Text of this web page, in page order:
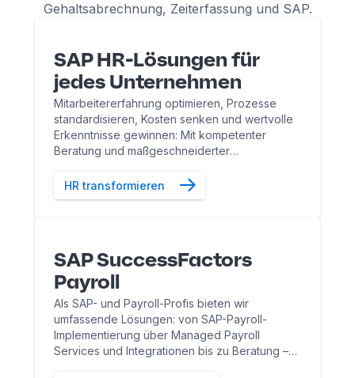
Gehaltsabrechnung, Zeiterfassung und SAP.
SAP HR-Lösungen für
jedes Unternehmen
Mitarbeitererfahrung optimieren, Prozesse
standardisieren, Kosten senken und wertvolle
Erkenntnisse gewinnen: Mit kompetenter
Beratung und maßgeschneiderter
denken wir Personalbeschaffung und -
entwicklung neu.
HR transformieren
SAP SuccessFactors
Payroll
Als SAP- und Payroll-Profis bieten wir
umfassende Lösungen: von SAP-Payroll-
Implementierung über Managed Payroll
Services und Integrationen bis zu Beratung –